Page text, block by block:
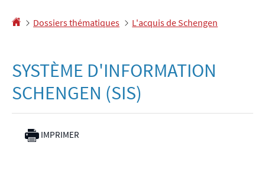
Accueil
Dossiers thématiques L'acquis de Schengen
SYSTÈME D'INFORMATION
SCHENGEN (SIS)
IMPRIMER